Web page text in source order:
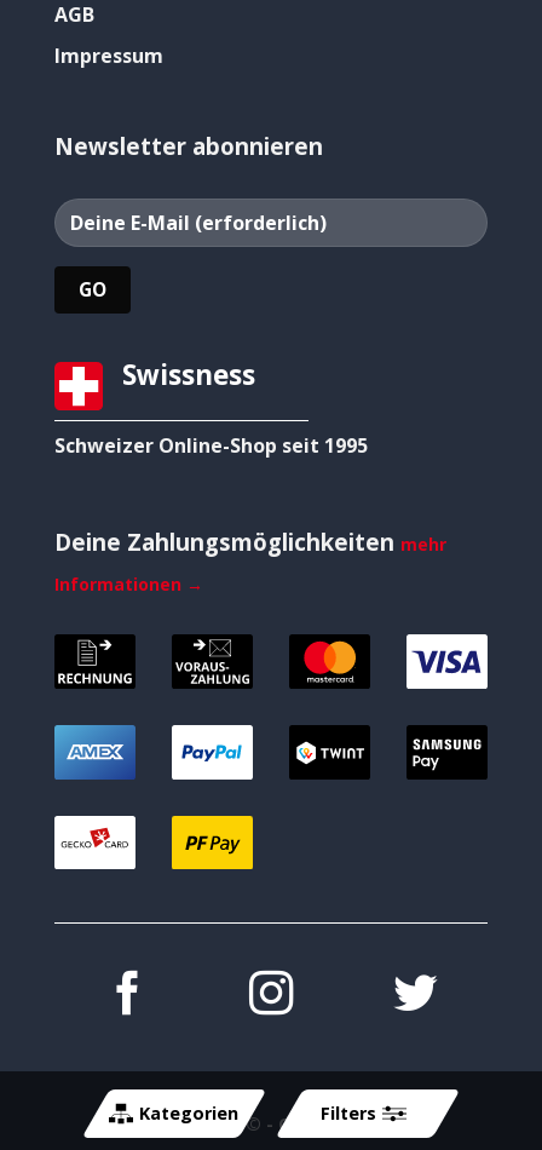
Kategorien Filters
AGB
Impressum
Newsletter abonnieren
Swissness
Schweizer Online-Shop seit 1995
Deine Zahlungsmöglichkeiten mehr
Informationen →
Copyright 2026 © - Cycle-Tech GmbH